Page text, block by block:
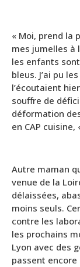
« Moi, prend la
mes jumelles à
les enfants
bleus. J’ai pu
l’écoutaient
souffre de
déformation
en CAP cuisine,
Autre maman
venue de la
délaissées,
moins seuls.
contre les
les prochains
Lyon avec des
passent encore